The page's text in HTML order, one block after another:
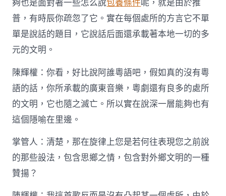
夠也是面對著一些怎么說包養條件呢，就是由於推
普，有時辰你疏忽了它。實在每個處所的方言它不單
單是說話的題目，它說話后面還承載著本地一切的多
元的文明。
陳輝權：你看，好比說阿誰粵語吧，假如真的沒有粵
語的話，你所承載的廣東音樂，粵劇還有良多的處所
的文明，它也隨之滅亡。所以實在說深一層能夠也有
這個隱喻在里邊。
掌管人：清楚，那在旋律上您是若何往表現您之前說
的那些設法，包含思鄉之情，包含對外鄉文明的一種
贊揚？